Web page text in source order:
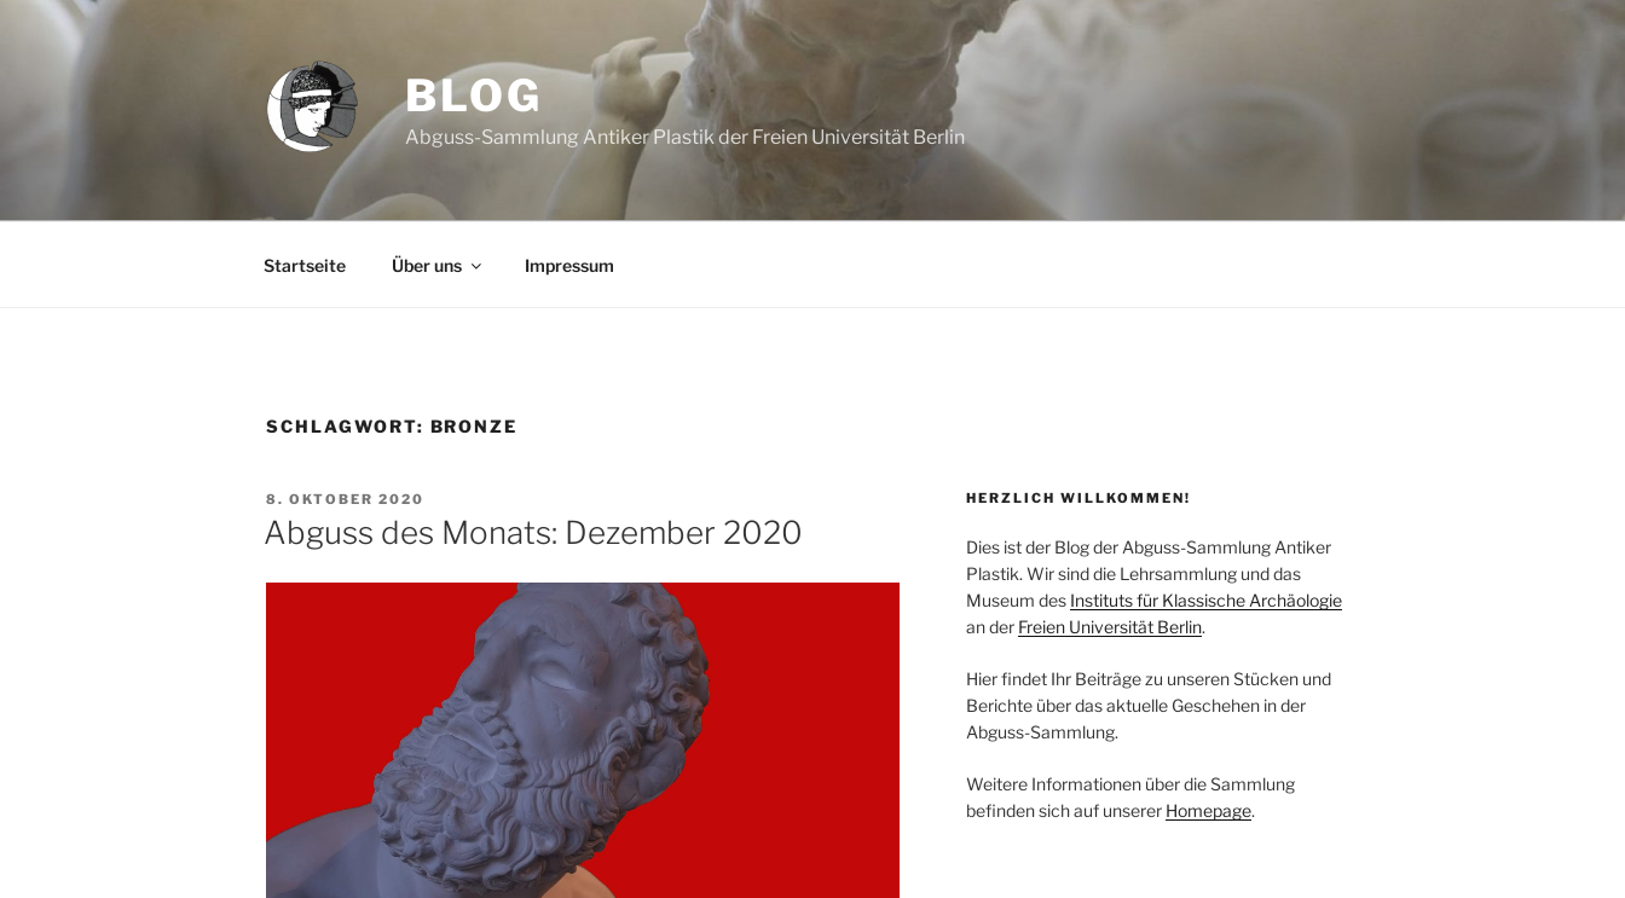
springen
BLOG
Abguss-Sammlung Antiker Plastik der Freien Universität Berlin
Startseite Über uns Impressum
SCHLAGWORT: BRONZE
VERÖFFENTLICHT
AM
8. OKTOBER 2020
Abguss des Monats: Dezember 2020
HERZLICH WILLKOMMEN!
Dies ist der Blog der Abguss-Sammlung Antiker
Plastik. Wir sind die Lehrsammlung und das
Museum des Instituts für Klassische Archäologie
an der Freien Universität Berlin.
Hier findet Ihr Beiträge zu unseren Stücken und
Berichte über das aktuelle Geschehen in der
Abguss-Sammlung.
Weitere Informationen über die Sammlung
befinden sich auf unserer Homepage.